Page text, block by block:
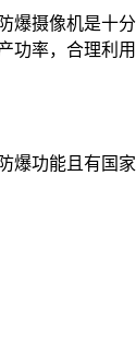
爆摄像机是十
功率，合理利
爆功能且有国